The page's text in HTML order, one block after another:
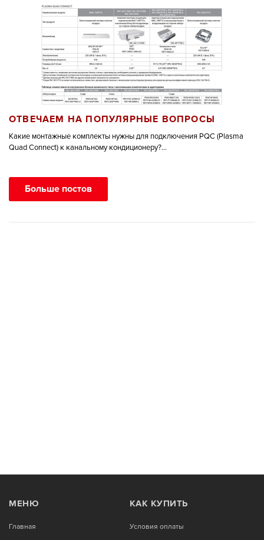
ОТВЕЧАЕМ НА ПОПУЛЯРНЫЕ ВОПРОСЫ
Какие монтажные комплекты нужны для подключения PQC (Plasma
Quad Connect) к канальному кондиционеру?...
Больше постов
МЕНЮ
Главная
КАК КУПИТЬ
Условия оплаты